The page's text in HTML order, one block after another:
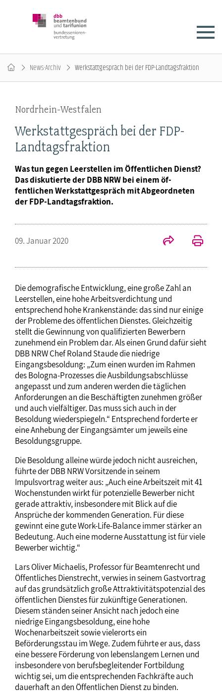
News-Archiv Werkstattgespräch bei der FDP-Landtagsfraktion
Nordrhein-Westfalen
Werkstattgespräch bei der FDP-
Landtagsfraktion
Was tun gegen Leerstellen im Öffentlichen Dienst?
Das diskutierte der DBB NRW bei einem öf-
fentlichen Werkstattgespräch mit Abgeordneten
der FDP-Landtagsfraktion.
09. Januar 2020
Die demografische Entwicklung, eine große Zahl an
Leerstellen, eine hohe Arbeitsverdichtung und
entsprechend hohe Krankenstände: das sind nur einige
der Probleme des öffentlichen Dienstes. Gleichzeitig
stellt die Gewinnung von qualifizierten Bewerbern
zunehmend ein Problem dar. Als einen Grund dafür sieht
DBB NRW Chef Roland Staude die niedrige
Eingangsbesoldung: „Zum einen wurden im Rahmen
des Bologna-Prozesses die Ausbildungsabschlüsse
angepasst und zum anderen werden die täglichen
Anforderungen an die Beschäftigten zunehmen größer
und auch vielfältiger. Das muss sich auch in der
Besoldung wiederspiegeln.“ Entsprechend forderte er
eine Anhebung der Eingangsämter um jeweils eine
Besoldungsgruppe.
Die Besoldung alleine würde jedoch nicht ausreichen,
führte der DBB NRW Vorsitzende in seinem
Impulsvortrag weiter aus: „Auch eine Arbeitszeit mit 41
Wochenstunden wirkt für potenzielle Bewerber nicht
gerade attraktiv, insbesondere mit Blick auf die
Ansprüche der kommenden Generation. Für diese
gewinnt eine gute Work-Life-Balance immer stärker an
Bedeutung. Auch eine moderne Ausstattung ist für viele
Bewerber wichtig.“
Lars Oliver Michaelis, Professor für Beamtenrecht und
Öffentliches Dienstrecht, verwies in seinem Gastvortrag
auf das grundsätzlich große Attraktivitätspotenzial des
öffentlichen Dienstes für zukünftige Generationen.
Diesem ständen seiner Ansicht nach jedoch eine
niedrige Eingangsbesoldung, eine hohe
Wochenarbeitszeit sowie vielerorts ein
Beförderungsstau im Wege. Zudem führte er aus, dass
eine bessere Förderung von lebenslangem Lernen und
insbesondere von berufsbegleitender Fortbildung
wichtig sei, um die entsprechenden Fachkräfte auch
dauerhaft an den Öffentlichen Dienst zu binden.